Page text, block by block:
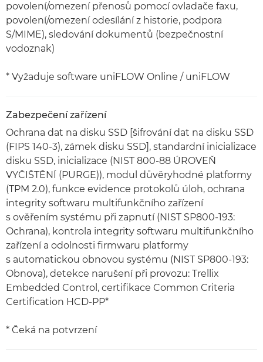
povolení/omezení přenosů pomocí ovladače faxu,
povolení/omezení odesílání z historie, podpora
S/MIME), sledování dokumentů (bezpečnostní
vodoznak)
* Vyžaduje software uniFLOW Online / uniFLOW
Zabezpečení zařízení
Ochrana dat na disku SSD [šifrování dat na disku SSD
(FIPS 140-3), zámek disku SSD], standardní inicializace
disku SSD, inicializace (NIST 800-88 ÚROVEŇ
VYČIŠTĚNÍ (PURGE)), modul důvěryhodné platformy
(TPM 2.0), funkce evidence protokolů úloh, ochrana
integrity softwaru multifunkčního zařízení
s ověřením systému při zapnutí (NIST SP800-193:
Ochrana), kontrola integrity softwaru multifunkčního
zařízení a odolnosti firmwaru platformy
s automatickou obnovou systému (NIST SP800-193:
Obnova), detekce narušení při provozu: Trellix
Embedded Control, certifikace Common Criteria
Certification HCD-PP*
* Čeká na potvrzení